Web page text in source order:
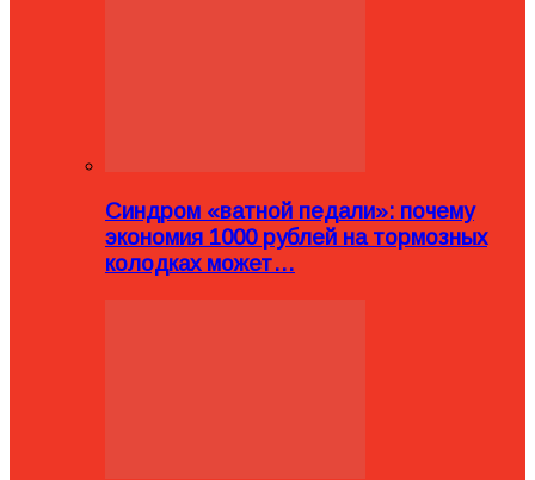
Синдром «ватной педали»: почему
экономия 1000 рублей на тормозных
колодках может…